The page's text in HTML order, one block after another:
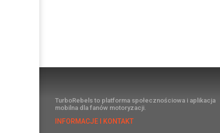
TurboRebels to platforma społecznościowa i aplikacja
mobilna dla fanów motoryzacji.
INFORMACJE I KONTAKT